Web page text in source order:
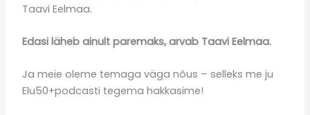
Taavi Eelmaa.
Edasi läheb ainult paremaks, arvab Taavi Eelmaa.
Ja meie oleme temaga väga nõus – selleks me ju
Elu50+podcasti tegema hakkasime!